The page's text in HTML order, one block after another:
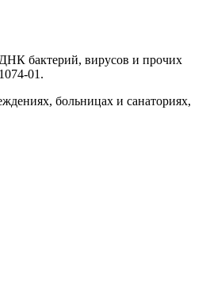
ДНК бактерий, вирусов и прочих
01.
больницах и санаториях,